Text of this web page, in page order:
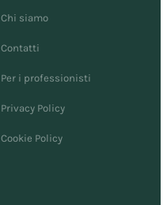
Chi siamo
Contatti
Per i professionisti
Privacy Policy
Cookie Policy